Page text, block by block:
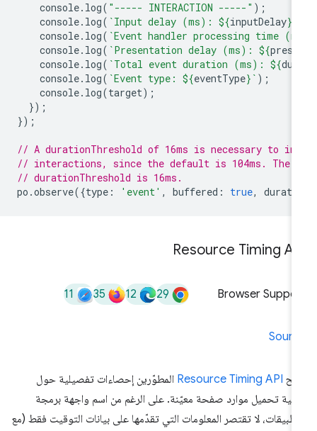
console.log("----- INTERACTION -----"
console.log(`Input delay (ms): ${inputDelay
console.log(`Event handler processing time
console.log(`Presentation delay (ms): ${
console.log(`Total event duration (ms): ${
console.log(`Event type: ${eventType }
console.log(target
// A durationThreshold of 16ms is necessary to
// interactions, since the default is 104ms. The
// durationThreshold is 16ms.
po.observe({type : 'event', buffered: true,
Resource Timing
Browser
29
12
35
11
Resource Timing APIالمطوّرين إحصاءات تفصيلية حول
تحميل موارد صفحة معيّنة. على الرغم من اسم واجهة برمجة
لا تقتصر المعلومات التي تقدّمها على بيانات التوقيت فقط (مع